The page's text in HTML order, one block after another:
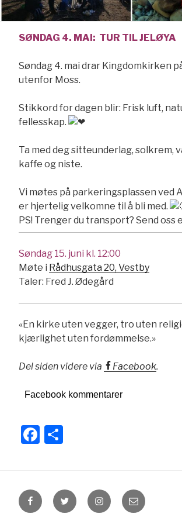
SØNDAG 4. MAI: TUR TIL JELØYA
Søndag 4. mai drar Kingdomkirken
utenfor Moss.
Stikkord for dagen blir: Frisk luft,
fellesskap.
Ta med deg sitteunderlag, solkrem,
kaffe og niste.
Vi møtes på parkeringsplassen ved
er hjertelig velkomne til å bli med.
PS! Trenger du transport? Send oss
Søndag 15. juni kl. 12:00
Møte i Rådhusgata 20, Vestby
Taler: Fred J. Ødegård
«En kirke uten vegger, tro uten
kjærlighet uten fordømmelse.»
Del siden videre via Facebook.
Facebook kommentarer
F
e
b
e
FacebookTwitter InstagramEmail